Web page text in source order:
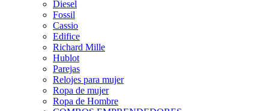
Diesel
Fossil
Cassio
Edifice
Richard Mille
Hublot
Parejas
Relojes para mujer
Ropa de mujer
Ropa de Hombre